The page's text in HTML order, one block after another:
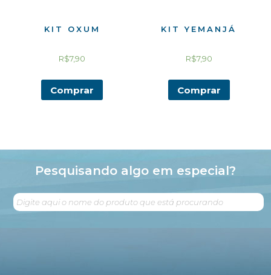
KIT OXUM
R$7,90
Comprar
KIT YEMANJÁ
R$7,90
Comprar
Pesquisando algo em especial?